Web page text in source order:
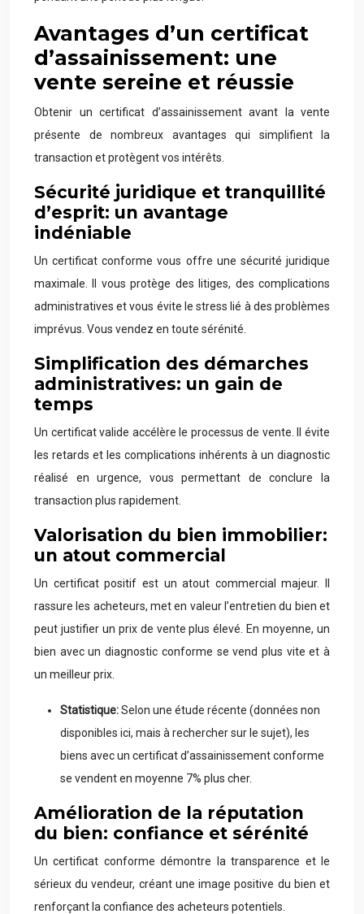
Avantages d’un certificat
d’assainissement: une
vente sereine et réussie
Obtenir un certificat d’assainissement avant la vente
présente de nombreux avantages qui simplifient la
transaction et protègent vos intérêts.
Sécurité juridique et tranquillité
d’esprit: un avantage
indéniable
Un certificat conforme vous offre une sécurité juridique
maximale. Il vous protège des litiges, des complications
administratives et vous évite le stress lié à des problèmes
imprévus. Vous vendez en toute sérénité.
Simplification des démarches
administratives: un gain de
temps
Un certificat valide accélère le processus de vente. Il évite
les retards et les complications inhérents à un diagnostic
réalisé en urgence, vous permettant de conclure la
transaction plus rapidement.
Valorisation du bien immobilier:
un atout commercial
Un certificat positif est un atout commercial majeur. Il
rassure les acheteurs, met en valeur l’entretien du bien et
peut justifier un prix de vente plus élevé. En moyenne, un
bien avec un diagnostic conforme se vend plus vite et à
un meilleur prix.
Statistique:Selon une étude récente (données non
disponibles ici, mais à rechercher sur le sujet), les
biens avec un certificat d’assainissement conforme
se vendent en moyenne 7% plus cher.
Amélioration de la réputation
du bien: confiance et sérénité
Un certificat conforme démontre la transparence et le
sérieux du vendeur, créant une image positive du bien et
renforçant la confiance des acheteurs potentiels.